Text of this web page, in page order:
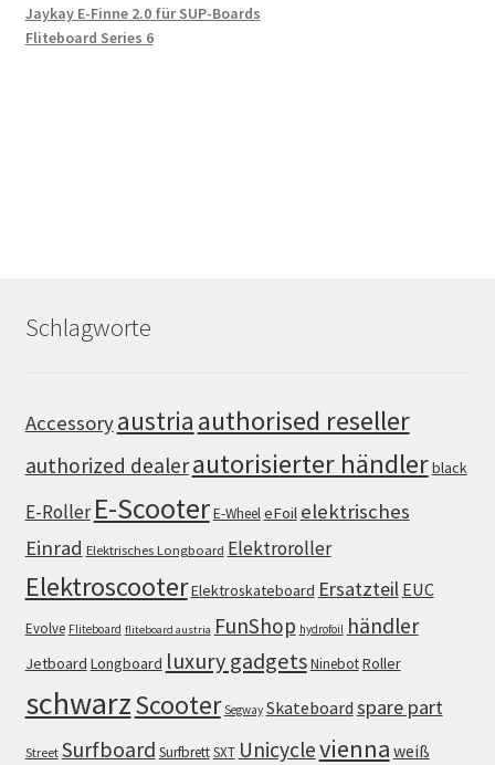
Jaykay E-Finne 2.0 für SUP-Boards
Fliteboard Series 6
Schlagworte
Accessoryaustria authorised reseller
authorized dealerautorisierter händlerblack
E-Roller E-ScooterE-WheeleFoil elektrisches
Einrad Elektrisches Longboard Elektroroller
ElektroscooterElektroskateboard Ersatzteil EUC
Evolve Fliteboard fliteboard austria FunShop hydrofoil händler
Jetboard Longboard luxury gadgetsNinebotRoller
schwarzScooter Segway Skateboard spare part
Street Surfboard SurfbrettSXT Unicyclevienna weiß